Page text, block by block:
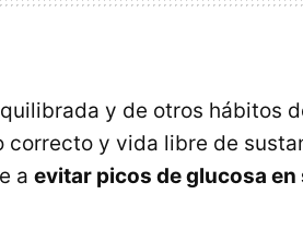
y de otros hábitos
correcto y vida libre de
a evitar picos de glucosa en